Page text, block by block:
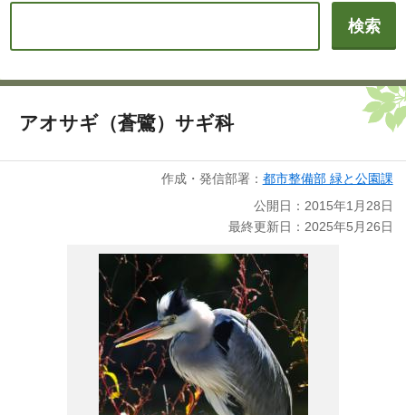
アオサギ（蒼鷺）サギ科
作成・発信部署： 都市整備部 緑と公園課
公開日：2015年1月28日
最終更新日：2025年5月26日